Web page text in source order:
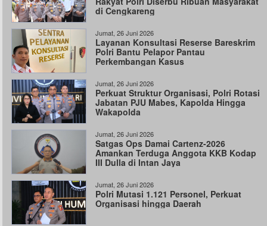
di Cengkareng
Jumat, 26 Juni 2026
Layanan Konsultasi Reserse Bareskrim
Polri Bantu Pelapor Pantau
Perkembangan Kasus
Jumat, 26 Juni 2026
Perkuat Struktur Organisasi, Polri Rotasi
Jabatan PJU Mabes, Kapolda Hingga
Wakapolda
Jumat, 26 Juni 2026
Satgas Ops Damai Cartenz-2026
Amankan Terduga Anggota KKB Kodap
III Dulla di Intan Jaya
Jumat, 26 Juni 2026
Polri Mutasi 1.121 Personel, Perkuat
Organisasi hingga Daerah